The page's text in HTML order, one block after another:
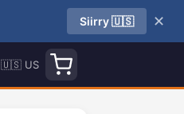
Siirry 🇺🇸 ✕
🇺🇸 US